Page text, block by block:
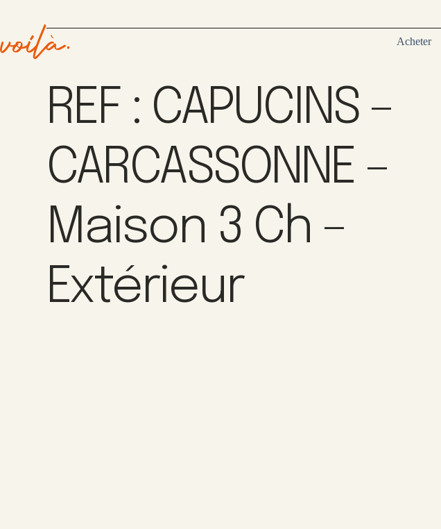
Acheter
REF : CAPUCINS –
CARCASSONNE –
Maison 3 Ch –
Extérieur